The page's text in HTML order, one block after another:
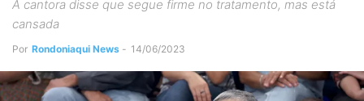
A cantora disse que segue firme no tratamento, mas está
cansada
Por Rondoniaqui News - 14/06/2023